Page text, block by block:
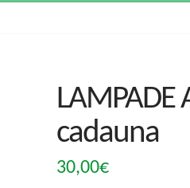
LAMPADE
cadauna
30,00€